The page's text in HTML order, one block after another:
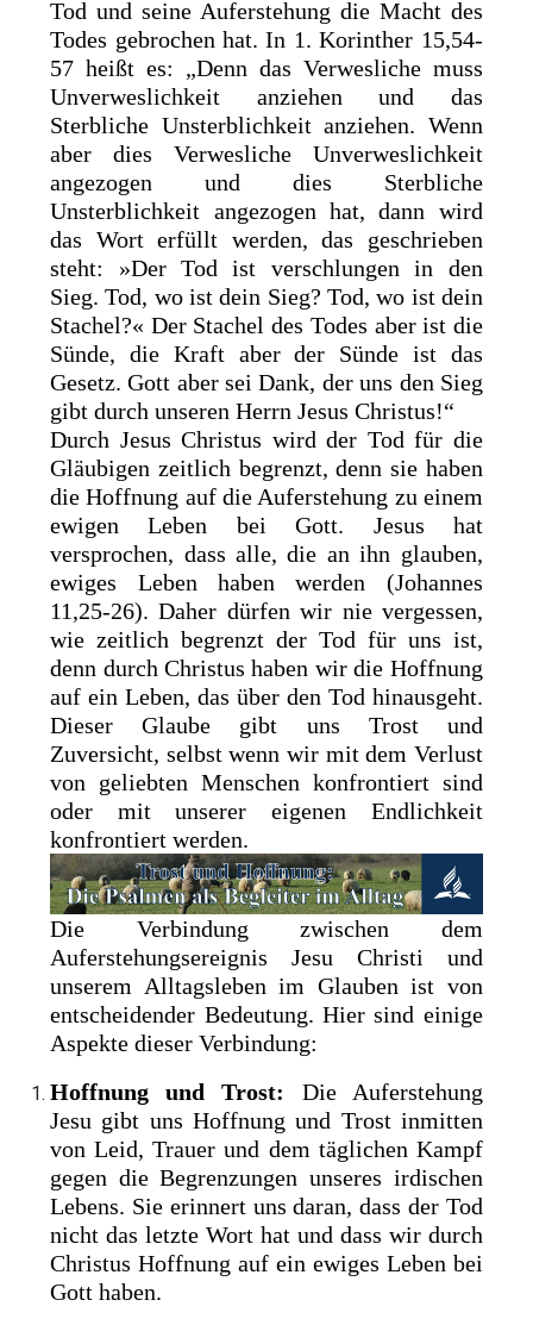
Tod und seine Auferstehung die Macht des
Todes gebrochen hat. In 1. Korinther 15,54-
57 heißt es: „Denn das Verwesliche muss
Unverweslichkeit anziehen und das
Sterbliche Unsterblichkeit anziehen. Wenn
aber dies Verwesliche Unverweslichkeit
angezogen und dies Sterbliche
Unsterblichkeit angezogen hat, dann wird
das Wort erfüllt werden, das geschrieben
steht: »Der Tod ist verschlungen in den
Sieg. Tod, wo ist dein Sieg? Tod, wo ist dein
Stachel?« Der Stachel des Todes aber ist die
Sünde, die Kraft aber der Sünde ist das
Gesetz. Gott aber sei Dank, der uns den Sieg
gibt durch unseren Herrn Jesus Christus!“
Durch Jesus Christus wird der Tod für die
Gläubigen zeitlich begrenzt, denn sie haben
die Hoffnung auf die Auferstehung zu einem
ewigen Leben bei Gott. Jesus hat
versprochen, dass alle, die an ihn glauben,
ewiges Leben haben werden (Johannes
11,25-26). Daher dürfen wir nie vergessen,
wie zeitlich begrenzt der Tod für uns ist,
denn durch Christus haben wir die Hoffnung
auf ein Leben, das über den Tod hinausgeht.
Dieser Glaube gibt uns Trost und
Zuversicht, selbst wenn wir mit dem Verlust
von geliebten Menschen konfrontiert sind
oder mit unserer eigenen Endlichkeit
konfrontiert werden.
Die Verbindung zwischen dem
Auferstehungsereignis Jesu Christi und
unserem Alltagsleben im Glauben ist von
entscheidender Bedeutung. Hier sind einige
Aspekte dieser Verbindung:
Hoffnung und Trost:
Die Auferstehung
Jesu gibt uns Hoffnung und Trost inmitten
von Leid, Trauer und dem täglichen Kampf
gegen die Begrenzungen unseres irdischen
Lebens. Sie erinnert uns daran, dass der Tod
nicht das letzte Wort hat und dass wir durch
Christus Hoffnung auf ein ewiges Leben bei
Gott haben.